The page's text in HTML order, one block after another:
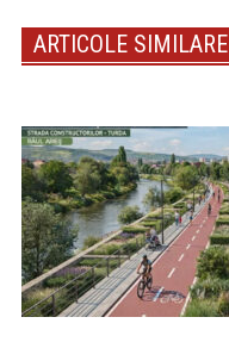
ARTICOLE SIMILARE